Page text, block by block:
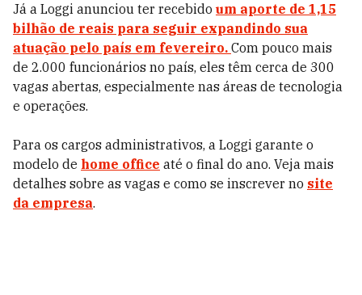
Já a Loggi anunciou ter recebido um aporte de 1,15
bilhão de reais para seguir expandindo sua
atuação pelo país em fevereiro. Com pouco mais
de 2.000 funcionários no país, eles têm cerca de 300
vagas abertas, especialmente nas áreas de tecnologia
e operações.
Para os cargos administrativos, a Loggi garante o
modelo de home office até o final do ano. Veja mais
detalhes sobre as vagas e como se inscrever no site
da empresa.